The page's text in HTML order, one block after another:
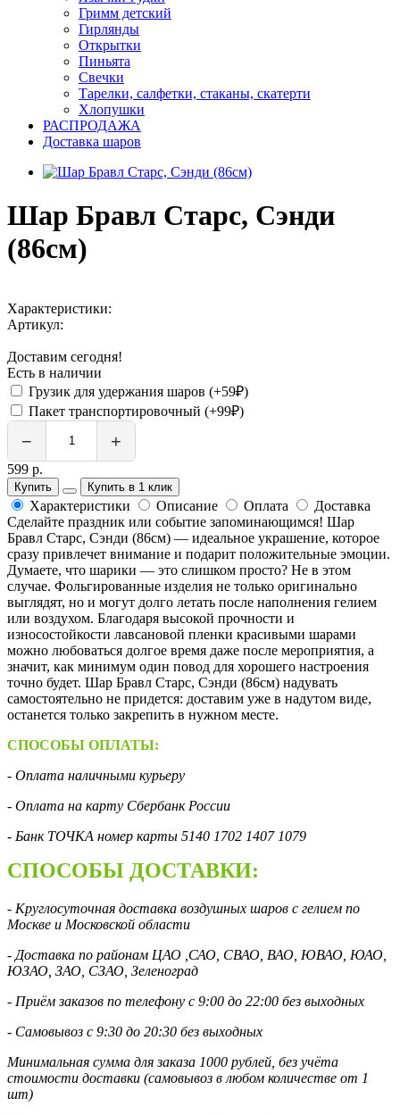
Гримм детский
Гирлянды
Открытки
Пиньята
Свечки
Тарелки, салфетки, стаканы, скатерти
Хлопушки
РАСПРОДАЖА
Доставка шаров
Шар Бравл Старс, Cэнди
(86см)
Характеристики:
Артикул:
Доставим сегодня!
Есть в наличии
Грузик для удержания шаров (+59₽)
Пакет транспортировочный (+99₽)
− +
599 р.
Купить Купить в 1 клик
Характеристики Описание Оплата
Доставка
Сделайте праздник или событие запоминающимся! Шар
Бравл Старс, Cэнди (86см) — идеальное украшение, которое
сразу привлечет внимание и подарит положительные эмоции.
Думаете, что шарики — это слишком просто? Не в этом
случае. Фольгированные изделия не только оригинально
выглядят, но и могут долго летать после наполнения гелием
или воздухом. Благодаря высокой прочности и
износостойкости лавсановой пленки красивыми шарами
можно любоваться долгое время даже после мероприятия, а
значит, как минимум один повод для хорошего настроения
точно будет. Шар Бравл Старс, Cэнди (86см) надувать
самостоятельно не придется: доставим уже в надутом виде,
останется только закрепить в нужном месте.
СПОСОБЫ ОПЛАТЫ:
- Оплата наличными курьеру
- Оплата на карту Сбербанк России
- Банк ТОЧКА номер карты 5140 1702 1407 1079
СПОСОБЫ ДОСТАВКИ:
- Круглосуточная доставка воздушных шаров с гелием по
Москве и Московской области
- Доставка по районам ЦАО ,САО, СВАО, ВАО, ЮВАО, ЮАО,
ЮЗАО, ЗАО, СЗАО, Зеленоград
- Приём заказов по телефону с 9:00 до 22:00 без выходных
- Самовывоз с 9:30 до 20:30 без выходных
Минимальная сумма для заказа 1000 рублей, без учёта
стоимости доставки (самовывоз в любом количестве от 1
шт)